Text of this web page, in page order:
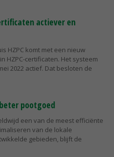
actiever en
HZPC komt met een nieuw
HZPC-certificaten. Het systeem
2022 actief. Dat besloten de
pootgoed
een van de meest efficiënte
van de lokale
gebieden, blijft de